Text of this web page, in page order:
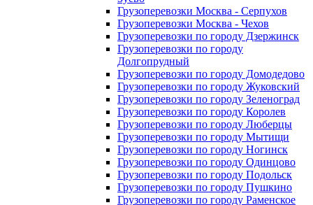
Грузоперевозки Москва - Серпухов
Грузоперевозки Москва - Чехов
Грузоперевозки по городу Дзержинск
Грузоперевозки по городу
Долгопрудный
Грузоперевозки по городу Домодедово
Грузоперевозки по городу Жуковский
Грузоперевозки по городу Зеленоград
Грузоперевозки по городу Королев
Грузоперевозки по городу Люберцы
Грузоперевозки по городу Мытищи
Грузоперевозки по городу Ногинск
Грузоперевозки по городу Одинцово
Грузоперевозки по городу Подольск
Грузоперевозки по городу Пушкино
Грузоперевозки по городу Раменское